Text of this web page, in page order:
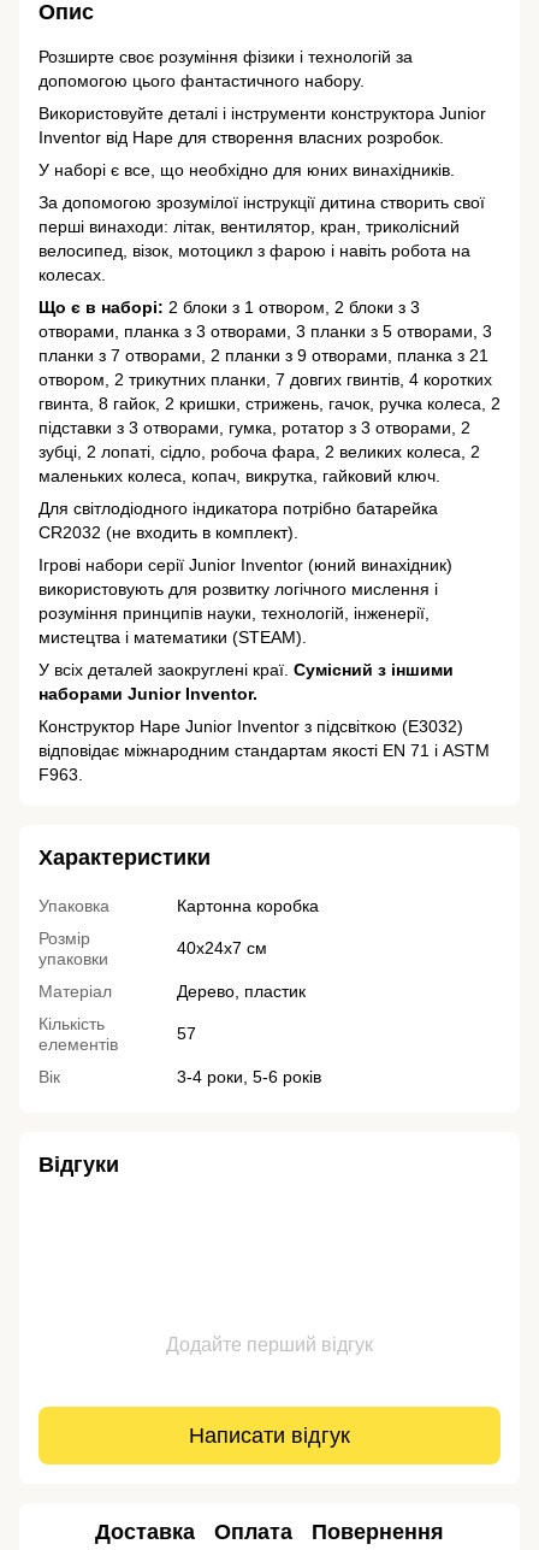
Опис
Розширте своє розуміння фізики і технологій за
допомогою цього фантастичного набору.
Використовуйте деталі і інструменти конструктора Junior
Inventor від Hape для створення власних розробок.
У наборі є все, що необхідно для юних винахідників.
За допомогою зрозумілої інструкції дитина створить свої
перші винаходи: літак, вентилятор, кран, триколісний
велосипед, візок, мотоцикл з фарою і навіть робота на
колесах.
Що є в наборі: 2 блоки з 1 отвором, 2 блоки з 3
отворами, планка з 3 отворами, 3 планки з 5 отворами, 3
планки з 7 отворами, 2 планки з 9 отворами, планка з 21
отвором, 2 трикутних планки, 7 довгих гвинтів, 4 коротких
гвинта, 8 гайок, 2 кришки, стрижень, гачок, ручка колеса, 2
підставки з 3 отворами, гумка, ротатор з 3 отворами, 2
зубці, 2 лопаті, сідло, робоча фара, 2 великих колеса, 2
маленьких колеса, копач, викрутка, гайковий ключ.
Для світлодіодного індикатора потрібно батарейка
CR2032 (не входить в комплект).
Ігрові набори серії Junior Inventor (юний винахідник)
використовують для розвитку логічного мислення і
розуміння принципів науки, технологій, інженерії,
мистецтва і математики (STEAM).
У всіх деталей заокруглені краї. Сумісний з іншими
наборами Junior Inventor.
Конструктор Hape Junior Inventor з підсвіткою (E3032)
відповідає міжнародним стандартам якості EN 71 і ASTM
F963.
Характеристики
Упаковка
Картонна коробка
Розмір
упаковки
40х24х7 см
Матеріал
Дерево, пластик
Кількість
елементів
57
Вік 3-4 роки, 5-6 років
Відгуки
Додайте перший відгук
Написати відгук
Доставка Оплата Повернення